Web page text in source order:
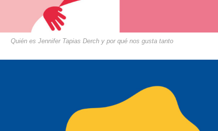
Quién es Jennifer Tapias Derch y por qué nos gusta tanto